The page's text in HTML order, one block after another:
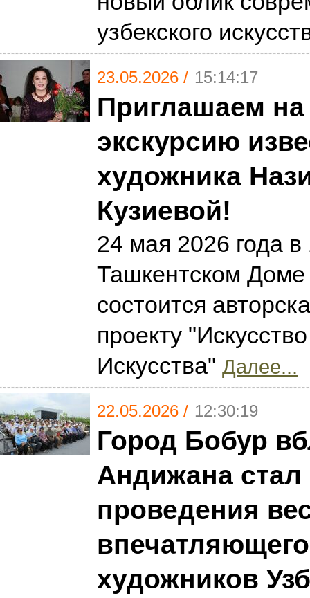
узбекского
23.05.2026 / 15:14:17
Приглашаем
экскурсию
художника
Кузиевой!
24 мая 2026 года в
Ташкентском
состоится
проекту
Искусства" Далее...
22.05.2026 / 12:30:19
Город Бобур
Андижана стал
проведения
художников